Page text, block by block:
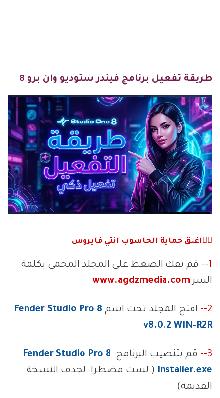
طريقة تفعيل برنامج فيندر ستوديو وان برو 8
🕵️‍♀️اغلق حماية الحاسوب انتي فايروس
1--
قم بفك الضغط على المجلد المحمي بكلمة
السر www.agdzmedia.com
2-- افتح المجلد تحت اسم Fender Studio Pro 8
v8.0.2 WIN-R2R
3-- قم بتنصيب البرنامج Fender Studio Pro 8
Installer.exe ( لست مضطرا لحدف النسخة
القديمة)